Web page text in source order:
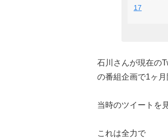
17
石川さんが現在の
の番組企画で1ヶ月
当時のツイートを
これは全力で